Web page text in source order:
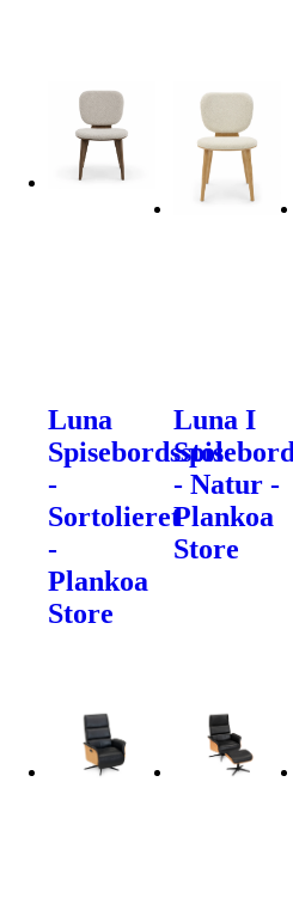
Luna
Spisebordsstol
-
Sortolieret
-
Plankoa
Store
Luna I
- Natur -
Plankoa
Store